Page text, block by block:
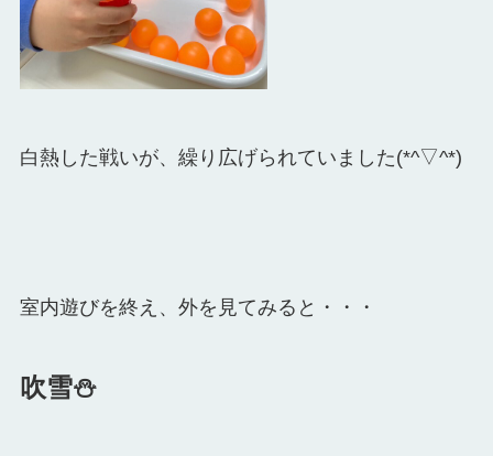
白熱した戦いが、繰り広げられていました(*^▽^*)
室内遊びを終え、外を見てみると・・・
吹雪⛄